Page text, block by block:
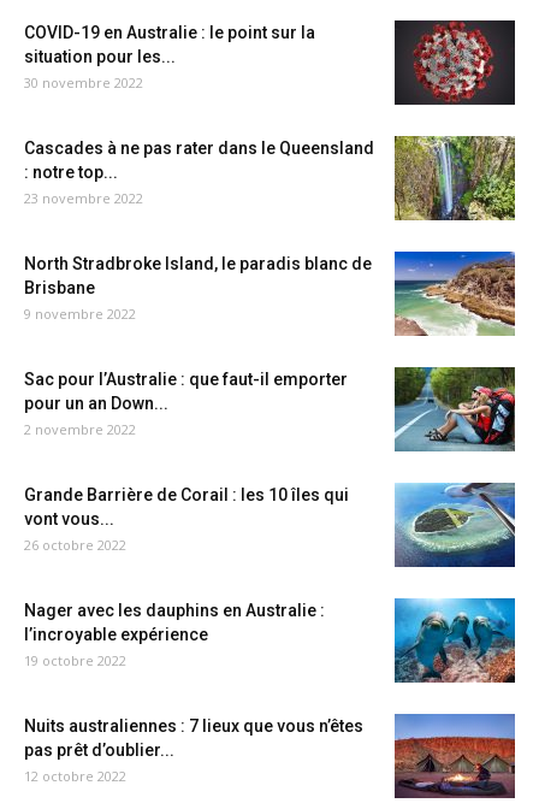
COVID-19 en Australie : le point sur la
situation pour les...
30 novembre 2022
Cascades à ne pas rater dans le Queensland
: notre top...
23 novembre 2022
North Stradbroke Island, le paradis blanc de
Brisbane
9 novembre 2022
Sac pour l’Australie : que faut-il emporter
pour un an Down...
2 novembre 2022
Grande Barrière de Corail : les 10 îles qui
vont vous...
26 octobre 2022
Nager avec les dauphins en Australie :
l’incroyable expérience
19 octobre 2022
Nuits australiennes : 7 lieux que vous n’êtes
pas prêt d’oublier...
12 octobre 2022